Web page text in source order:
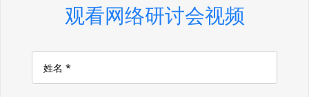
观看网络研讨会视频